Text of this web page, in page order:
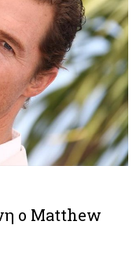
ο Matthew